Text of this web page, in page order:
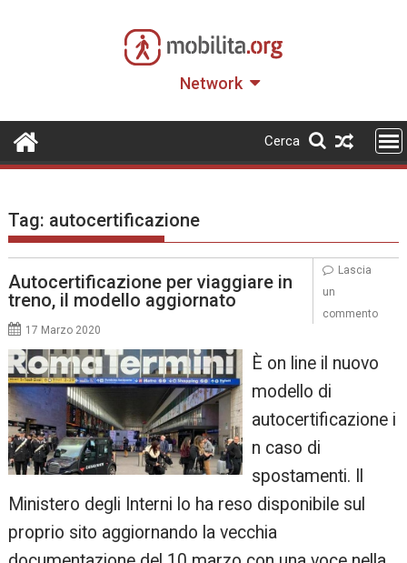
Network
Cerca
Tag: autocertificazione
Autocertificazione per viaggiare in
treno, il modello aggiornato
17 Marzo 2020
È on line il nuovo
modello di
autocertificazione i
n caso di
spostamenti. Il
Ministero degli Interni lo ha reso disponibile sul
proprio sito aggiornando la vecchia
Lascia
un
commento